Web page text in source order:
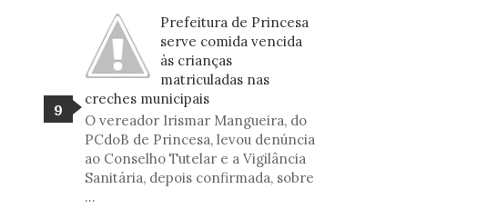
Prefeitura de Princesa
serve comida vencida
às crianças
matriculadas nas
creches municipais
O vereador Irismar Mangueira, do
PCdoB de Princesa, levou denúncia
ao Conselho Tutelar e a Vigilância
Sanitária, depois confirmada, sobre
...